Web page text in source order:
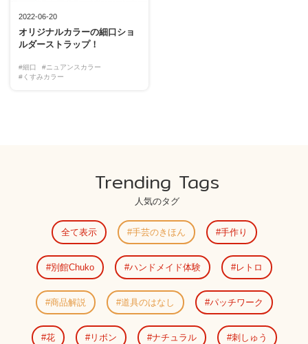
2022-06-20
オリジナルカラーの細口ショ
ルダーストラップ！
#細口
#ニュアンスカラー
#くすみカラー
Trending Tags
人気のタグ
全て表示 手芸のきほん 手作り
別館Chuko ハンドメイド体験 レトロ
商品解説 道具のはなし パッチワーク
花 リボン ナチュラル 刺しゅう